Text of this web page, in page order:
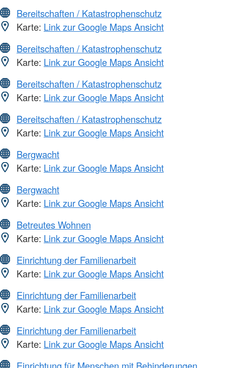
Bereitschaften / Katastrophenschutz
Karte: Link zur Google Maps Ansicht
Bereitschaften / Katastrophenschutz
Karte: Link zur Google Maps Ansicht
Bereitschaften / Katastrophenschutz
Karte: Link zur Google Maps Ansicht
Bereitschaften / Katastrophenschutz
Karte: Link zur Google Maps Ansicht
Bergwacht
Karte: Link zur Google Maps Ansicht
Bergwacht
Karte: Link zur Google Maps Ansicht
Betreutes Wohnen
Karte: Link zur Google Maps Ansicht
Einrichtung der Familienarbeit
Karte: Link zur Google Maps Ansicht
Einrichtung der Familienarbeit
Karte: Link zur Google Maps Ansicht
Einrichtung der Familienarbeit
Karte: Link zur Google Maps Ansicht